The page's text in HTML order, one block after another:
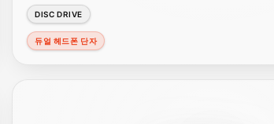
DISC DRIVE
듀얼 헤드폰 단자